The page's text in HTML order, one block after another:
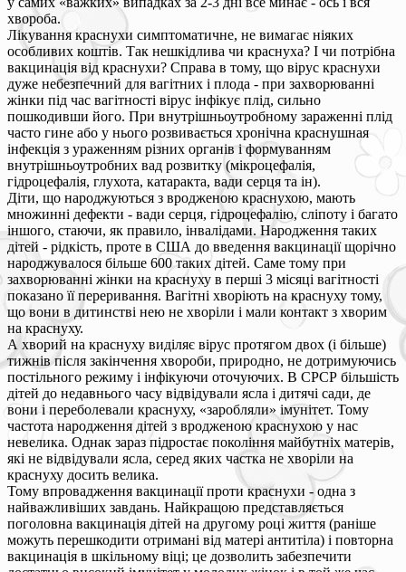
хвороба.
Лікування краснухи симптоматичне, не вимагає ніяких
особливих коштів. Так нешкідлива чи краснуха? І чи потрібна
вакцинація від краснухи? Справа в тому, що вірус краснухи
дуже небезпечний для вагітних і плода - при захворюванні
жінки під час вагітності вірус інфікує плід, сильно
пошкодивши його. При внутрішньоутробному зараженні плід
часто гине або у нього розвивається хронічна краснушная
інфекція з ураженням різних органів і формуванням
внутрішньоутробних вад розвитку (мікроцефалія,
гідроцефалія, глухота, катаракта, вади серця та ін).
Діти, що народжуються з вродженою краснухою, мають
множинні дефекти - вади серця, гідроцефалію, сліпоту і багато
іншого, стаючи, як правило, інвалідами. Народження таких
дітей - рідкість, проте в США до введення вакцинації щорічно
народжувалося більше 600 таких дітей. Саме тому при
захворюванні жінки на краснуху в перші 3 місяці вагітності
показано її переривання. Вагітні хворіють на краснуху тому,
що вони в дитинстві нею не хворіли і мали контакт з хворим
на краснуху.
А хворий на краснуху виділяє вірус протягом двох (і більше)
тижнів після закінчення хвороби, природно, не дотримуючись
постільного режиму і інфікуючи оточуючих. В СРСР більшість
дітей до недавнього часу відвідували ясла і дитячі сади, де
вони і переболевали краснуху, «заробляли» імунітет. Тому
частота народження дітей з вродженою краснухою у нас
невелика. Однак зараз підростає покоління майбутніх матерів,
які не відвідували ясла, серед яких частка не хворіли на
краснуху досить велика.
Тому впровадження вакцинації проти краснухи - одна з
найважливіших завдань. Найкращою представляється
поголовна вакцинація дітей на другому році життя (раніше
можуть перешкодити отримані від матері антитіла) і повторна
вакцинація в шкільному віці; це дозволить забезпечити